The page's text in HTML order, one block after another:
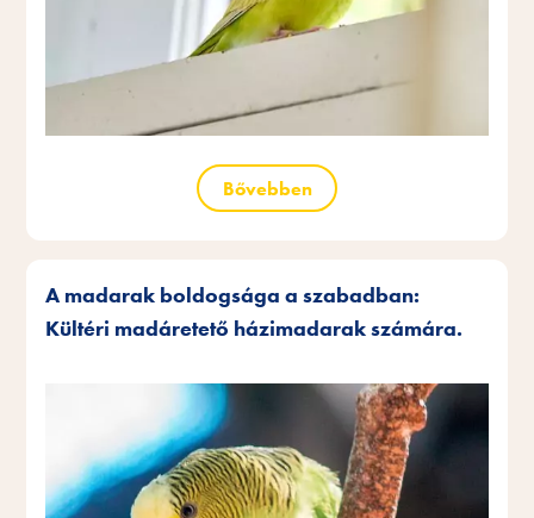
Bővebben
A madarak boldogsága a szabadban:
Kültéri madáretető házimadarak számára.